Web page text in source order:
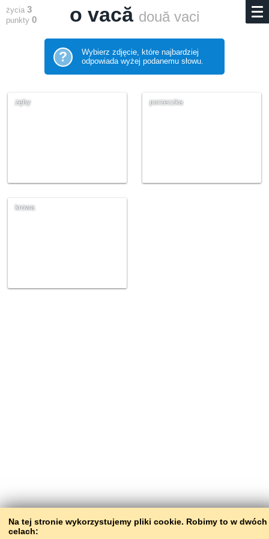
Na tej stronie wykorzystujemy pliki сookie. Robimy to w dwóch
celach:
życia 3
punkty 0 o vacă două vaci
?
Wybierz zdjęcie, które najbardziej
odpowiada wyżej podanemu słowu.
zęby porzeczka
krowa